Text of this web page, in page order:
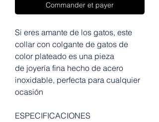
Commander et payer
Si eres amante de los gatos, este
collar con colgante de gatos de
color plateado es una pieza
de joyería fina hecho de acero
inoxidable, perfecta para cualquier
ocasión
ESPECIFICACIONES